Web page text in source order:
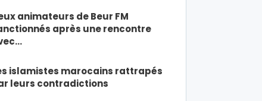
animateurs de Beur FM
après une rencontre
islamistes marocains rattrapés
leurs contradictions